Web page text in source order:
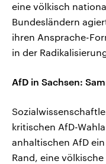
eine völkisch
Bundesländern
ihren Ansprache-
in der
AfD in Sachsen:
kritischen AfD-
anhaltischen AfD
Rand, eine